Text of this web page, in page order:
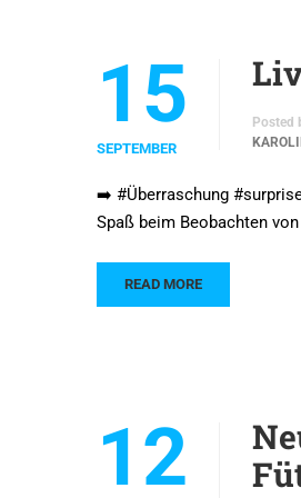
15
SEPTEMBER
Posted
➡️ #Überraschung
Spaß beim Beobachten
READ MORE
12